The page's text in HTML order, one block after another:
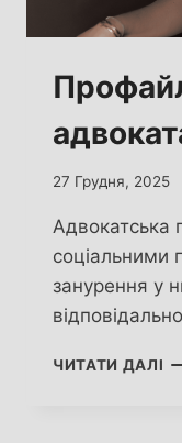
27 Грудня, 2025
Адвокатська
соціальними
занурення у
ЧИТАТИ ДАЛІ